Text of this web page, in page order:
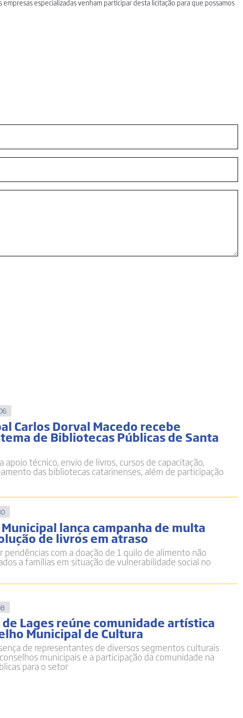
especializadas venham participar desta licitação para que possamos
Carlos Dorval Macedo recebe
de Bibliotecas Públicas de Santa
apoio técnico, envio de livros, cursos de capacitação,
das bibliotecas catarinenses, além de participação
lança campanha de multa
de livros em atraso
pendências com a doação de 1 quilo de alimento não
a famílias em situação de vulnerabilidade social no
Lages reúne comunidade artística
Municipal de Cultura
de representantes de diversos segmentos culturais
municipais e a participação da comunidade na
para o setor